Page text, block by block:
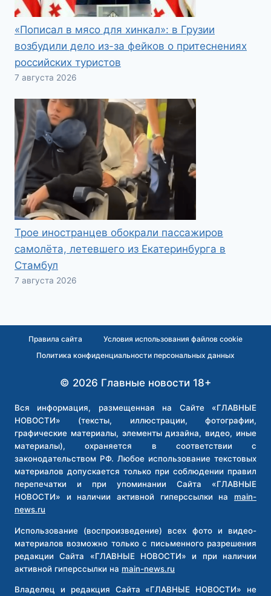
«Пописал в мясо для хинкал»: в Грузии
возбудили дело из-за фейков о притеснениях
российских туристов
7 августа 2026
Трое иностранцев обокрали пассажиров
самолёта, летевшего из Екатеринбурга в
Стамбул
7 августа 2026
Правила сайта
Условия использования файлов cookie
Политика конфиденциальности персональных данных
© 2026 Главные новости 18+
Вся информация, размещенная на Сайте «ГЛАВНЫЕ
НОВОСТИ» (тексты, иллюстрации, фотографии,
графические материалы, элементы дизайна, видео, иные
материалы), охраняется в соответствии с
законодательством РФ. Любое использование текстовых
материалов допускается только при соблюдении правил
перепечатки и при упоминании Сайта «ГЛАВНЫЕ
НОВОСТИ» и наличии активной гиперссылки на main-
news.ru
Использование (воспроизведение) всех фото и видео-
материалов возможно только с письменного разрешения
редакции Сайта «ГЛАВНЫЕ НОВОСТИ» и при наличии
активной гиперссылки на main-news.ru
Владелец и редакция Сайта «ГЛАВНЫЕ НОВОСТИ» не